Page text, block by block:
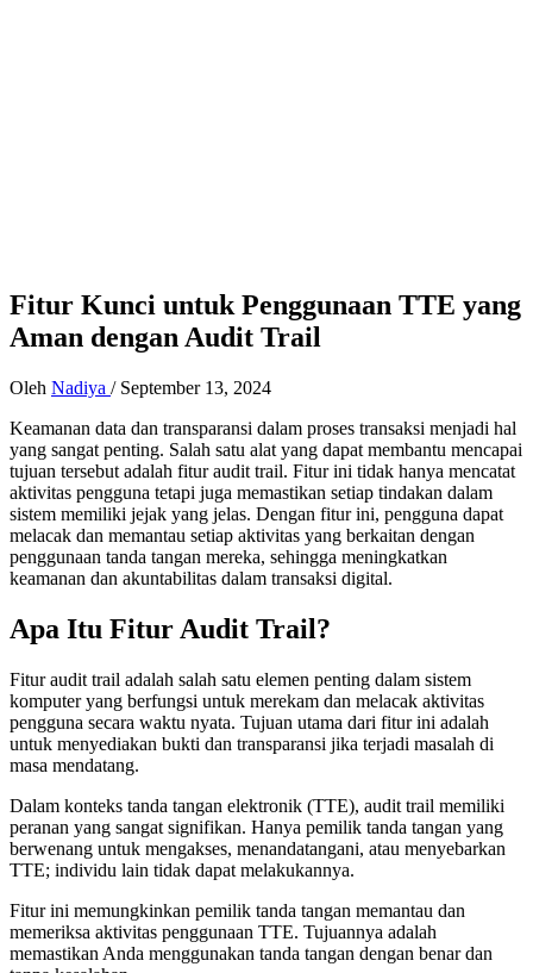
Fitur Kunci untuk Penggunaan TTE yang
Aman dengan Audit Trail
Oleh Nadiya / September 13, 2024
Keamanan data dan transparansi dalam proses transaksi menjadi hal
yang sangat penting. Salah satu alat yang dapat membantu mencapai
tujuan tersebut adalah fitur audit trail. Fitur ini tidak hanya mencatat
aktivitas pengguna tetapi juga memastikan setiap tindakan dalam
sistem memiliki jejak yang jelas. Dengan fitur ini, pengguna dapat
melacak dan memantau setiap aktivitas yang berkaitan dengan
penggunaan tanda tangan mereka, sehingga meningkatkan
keamanan dan akuntabilitas dalam transaksi digital.
Apa Itu Fitur Audit Trail?
Fitur audit trail adalah salah satu elemen penting dalam sistem
komputer yang berfungsi untuk merekam dan melacak aktivitas
pengguna secara waktu nyata. Tujuan utama dari fitur ini adalah
untuk menyediakan bukti dan transparansi jika terjadi masalah di
masa mendatang.
Dalam konteks tanda tangan elektronik (TTE), audit trail memiliki
peranan yang sangat signifikan. Hanya pemilik tanda tangan yang
berwenang untuk mengakses, menandatangani, atau menyebarkan
TTE; individu lain tidak dapat melakukannya.
Fitur ini memungkinkan pemilik tanda tangan memantau dan
memeriksa aktivitas penggunaan TTE. Tujuannya adalah
memastikan Anda menggunakan tanda tangan dengan benar dan